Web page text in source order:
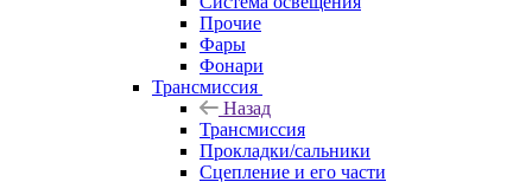
Прочие
Фары
Фонари
Трансмиссия
Назад
Трансмиссия
Прокладки/сальники
Сцепление и его части